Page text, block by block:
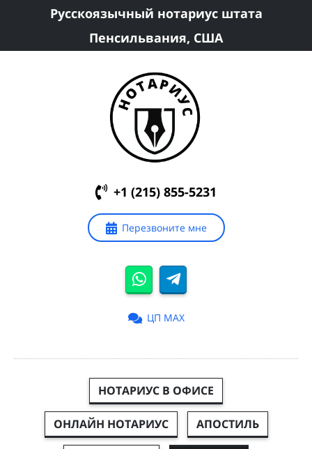
Русскоязычный нотариус штата
Пенсильвания, США
+1 (215) 855-5231
Перезвоните мне
ЦП MAX
НОТАРИУС В ОФИСЕ
ОНЛАЙН НОТАРИУС АПОСТИЛЬ